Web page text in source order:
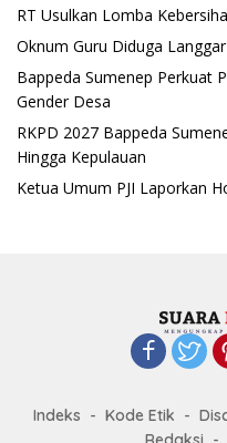
RT Usulkan Lomba
Oknum Guru Diduga
Bappeda Sumenep Perkuat
Gender Desa
RKPD 2027 Bappeda
Hingga Kepulauan
Ketua Umum PJI Laporkan
Indeks Kode Etik